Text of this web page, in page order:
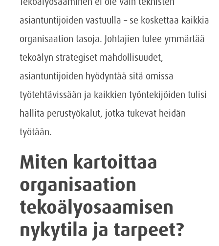
asiantuntijoiden vastuulla – se koskettaa kaikkia
organisaation tasoja. Johtajien tulee ymmärtää
tekoälyn strategiset mahdollisuudet,
asiantuntijoiden hyödyntää sitä omissa
työtehtävissään ja kaikkien työntekijöiden tulisi
hallita perustyökalut, jotka tukevat heidän
työtään.
Miten kartoittaa
organisaation
tekoälyosaamisen
nykytila ja tarpeet?